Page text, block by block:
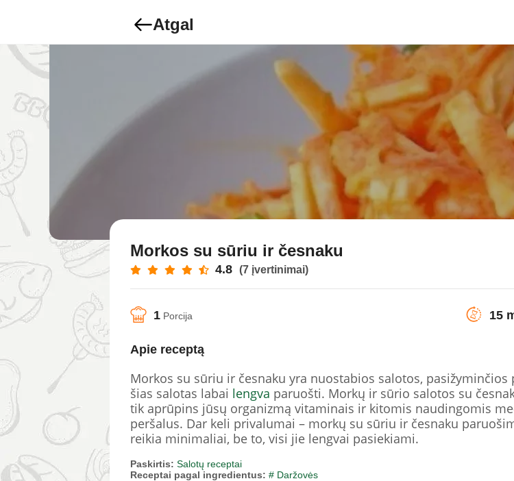
Atgal
Morkos su sūriu ir česnaku
4.8 (7 įvertinimai)
1 Porcija 15
Apie receptą
Morkos su sūriu ir česnaku yra nuostabios salotos,
šias salotas labai lengva paruošti. Morkų ir sūrio salotos su
tik aprūpins jūsų organizmą vitaminais ir kitomis naudingomis
peršalus. Dar keli privalumai – morkų su sūriu ir česnaku
reikia minimaliai, be to, visi jie lengvai pasiekiami.
Paskirtis: Salotų receptai
Receptai pagal ingredientus: # Daržovės